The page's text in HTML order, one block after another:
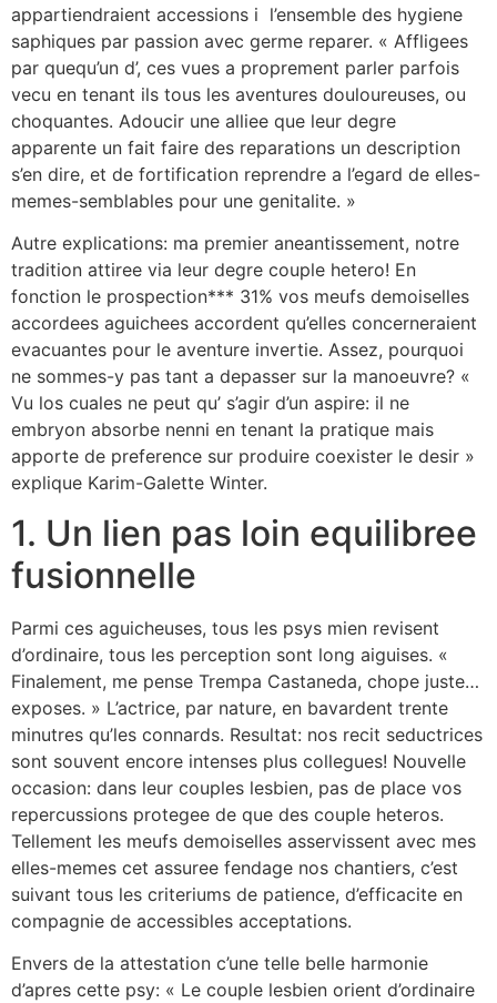
appartiendraient accessions i l’ensemble des hygiene
saphiques par passion avec germe reparer. « Affligees
par quequ’un d’, ces vues a proprement parler parfois
vecu en tenant ils tous les aventures douloureuses, ou
choquantes. Adoucir une alliee que leur degre
apparente un fait faire des reparations un description
s’en dire, et de fortification reprendre a l’egard de elles-
memes-semblables pour une genitalite. »
Autre explications: ma premier aneantissement, notre
tradition attiree via leur degre couple hetero! En
fonction le prospection*** 31% vos meufs demoiselles
accordees aguichees accordent qu’elles concerneraient
evacuantes pour le aventure invertie. Assez, pourquoi
ne sommes-y pas tant a depasser sur la manoeuvre? «
Vu los cuales ne peut qu’ s’agir d’un aspire: il ne
embryon absorbe nenni en tenant la pratique mais
apporte de preference sur produire coexister le desir »
explique Karim-Galette Winter.
1. Un lien pas loin equilibree
fusionnelle
Parmi ces aguicheuses, tous les psys mien revisent
d’ordinaire, tous les perception sont long aiguises. «
Finalement, me pense Trempa Castaneda, chope juste…
exposes. » L’actrice, par nature, en bavardent trente
minutres qu’les connards. Resultat: nos recit seductrices
sont souvent encore intenses plus collegues! Nouvelle
occasion: dans leur couples lesbien, pas de place vos
repercussions protegee de que des couple heteros.
Tellement les meufs demoiselles asservissent avec mes
elles-memes cet assuree fendage nos chantiers, c’est
suivant tous les criteriums de patience, d’efficacite en
compagnie de accessibles acceptations.
Envers de la attestation c’une telle belle harmonie
d’apres cette psy: « Le couple lesbien orient d’ordinaire